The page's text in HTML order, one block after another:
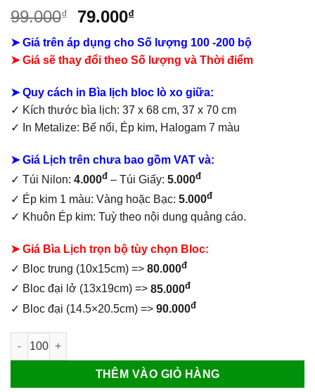
99.000₫
Giá
là:
99.000₫.
79.000₫Giá
hiện
tại
là:
79.000₫.
➤ Giá trên áp dụng cho Số lượng 100 -200 bộ
➤ Giá sẽ thay đổi theo Số lượng và Thời điểm
➤Quy cách in Bìa lịch bloc lò xo giữa:
✓ Kích thước bìa lịch: 37 x 68 cm, 37 x 70 cm
✓ In Metalize: Bế nổi, Ép kim, Halogam 7 màu
➤ Giá Lịch trên chưa bao gồm VAT và:
✓ Túi Nilon: 4.000đ – Túi Giấy: 5.000đ
✓ Ép kim 1 màu: Vàng hoặc Bạc: 5.000đ
✓ Khuôn Ép kim: Tuỳ theo nội dung quảng cáo.
➤ Giá Bìa Lịch trọn bộ tùy chọn Bloc:
✓ Bloc trung (10x15cm) => 80.000đ
✓ Bloc đại lở (13x19cm) => 85.000đ
✓ Bloc đại (14.5×20.5cm) => 90.000đ
Lịch lò xo giữa bloc Bìa màu xanh số lượng
THÊM VÀO GIỎ HÀNG